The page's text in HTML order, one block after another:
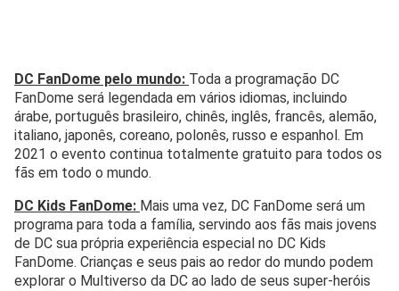
DC FanDome pelo mundo: Toda a programação DC
FanDome será legendada em vários idiomas, incluindo
árabe, português brasileiro, chinês, inglês, francês, alemão,
italiano, japonês, coreano, polonês, russo e espanhol. Em
2021 o evento continua totalmente gratuito para todos os
fãs em todo o mundo.
DC Kids FanDome: Mais uma vez, DC FanDome será um
programa para toda a família, servindo aos fãs mais jovens
de DC sua própria experiência especial no DC Kids
FanDome. Crianças e seus pais ao redor do mundo podem
explorar o Multiverso da DC ao lado de seus super-heróis